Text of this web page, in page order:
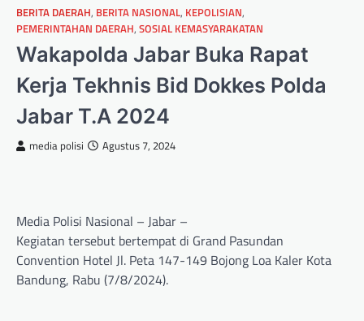
BERITA DAERAH, BERITA NASIONAL, KEPOLISIAN,
PEMERINTAHAN DAERAH, SOSIAL KEMASYARAKATAN
Wakapolda Jabar Buka Rapat
Kerja Tekhnis Bid Dokkes Polda
Jabar T.A 2024
media polisi Agustus 7, 2024
Media Polisi Nasional – Jabar –
Kegiatan tersebut bertempat di Grand Pasundan
Convention Hotel Jl. Peta 147-149 Bojong Loa Kaler Kota
Bandung, Rabu (7/8/2024).